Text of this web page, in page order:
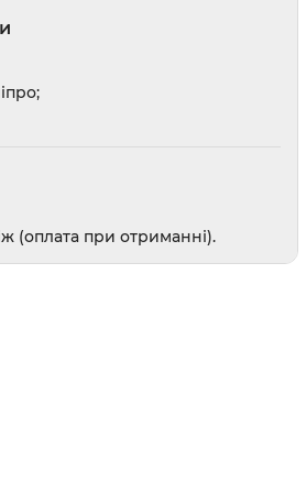
та засоби від погризів
засоби
і одеколони
(оплата при отриманні).